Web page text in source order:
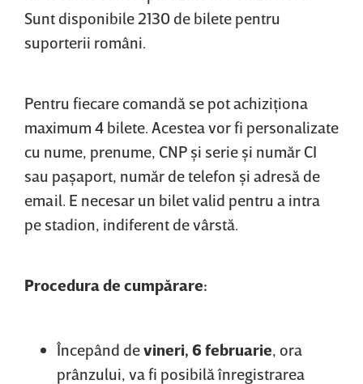
Sunt disponibile 2130 de bilete pentru
suporterii români.
Pentru fiecare comandă se pot achiziţiona
maximum 4 bilete. Acestea vor fi personalizate
cu nume, prenume, CNP şi serie şi număr CI
sau paşaport, număr de telefon şi adresă de
email. E necesar un bilet valid pentru a intra
pe stadion, indiferent de vârstă.
Procedura de cumpărare:
Începând devineri, 6 februarie , ora
prânzului, va fi posibilă înregistrarea